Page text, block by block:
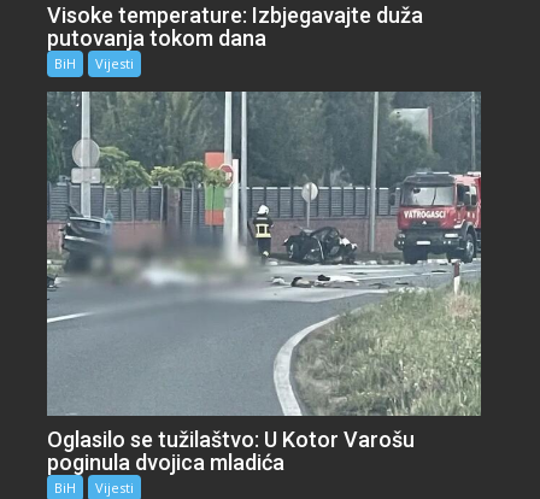
Visoke temperature: Izbjegavajte duža
putovanja tokom dana
BiH Vijesti
Oglasilo se tužilaštvo: U Kotor Varošu
poginula dvojica mladića
BiH Vijesti